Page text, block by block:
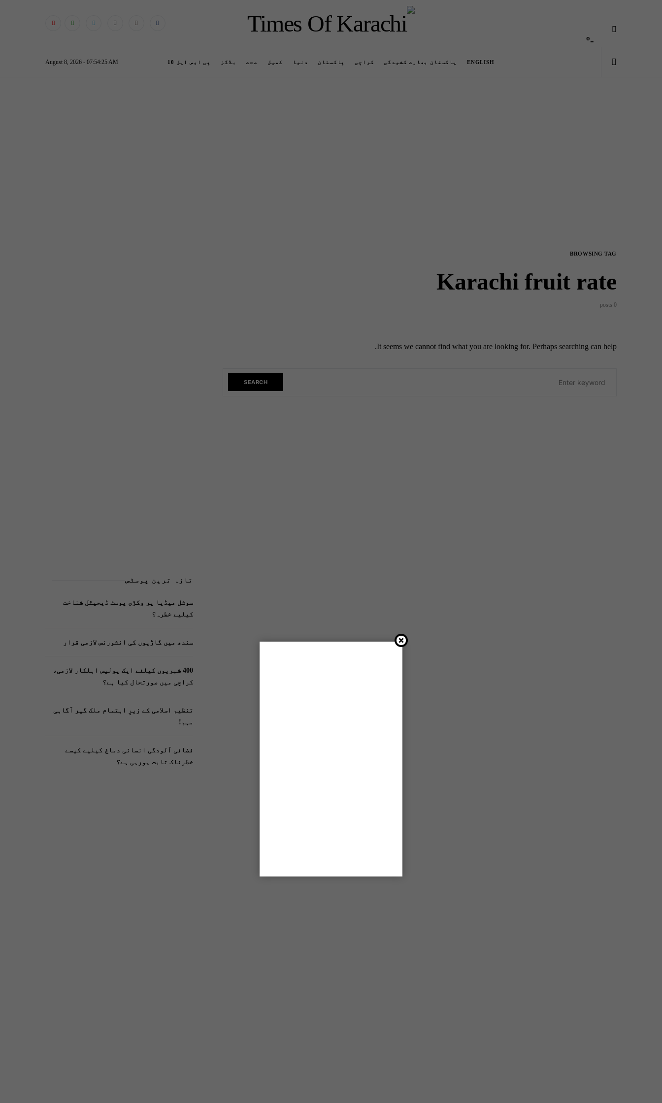
-º
ENGLISH پاکستان بھارت کشیدگی کراچی پاکستان دنیا کھیل صحت بلاگز پی ایس ایل 10 August 8, 2026 - 07:54:26 AM
BROWSING TAG
Karachi fruit rate
0 posts
It seems we cannot find what you are looking for. Perhaps searching can help.
SEARCH
تازہ ترین پوسٹس
سوشل میڈیا پر وکڑی پوسٹ ڈیجیٹل شناخت
کیلیے خطرہ؟
سندھ میں گاڑیوں کی انشورنس لازمی قرار
400 شہریوں کیلئے ایک پولیس اہلکار لازمی،
کراچی میں صورتحال کیا ہے؟
تنظیم اسلامی کے زیرِ اہتمام ملک گیر آگاہی
مہم!
فضائی آلودگی انسانی دماغ کیلیے کیسے
خطرناک ثابت ہورہی ہے؟